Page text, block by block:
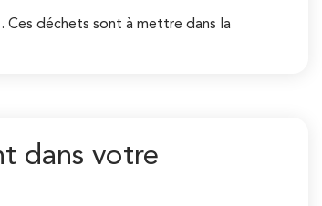
déchets sont à mettre dans la
dans votre